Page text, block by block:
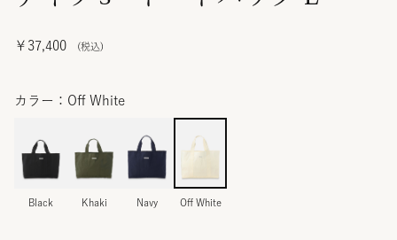
￥37,400
カラー：Off White
Black Khaki Navy Off White